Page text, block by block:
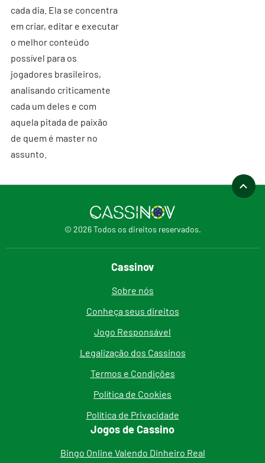
cada dia. Ela se concentra
em criar, editar e executar
o melhor conteúdo
possível para os
jogadores brasileiros,
analisando criticamente
cada um deles e com
aquela pitada de paixão
de quem é master no
assunto.
© 2026 Todos os direitos reservados.
Cassinov
Sobre nós
Conheça seus direitos
Jogo Responsável
Legalização dos Cassinos
Termos e Condições
Política de Cookies
Política de Privacidade
Jogos de Cassino
Bingo Online Valendo Dinheiro Real